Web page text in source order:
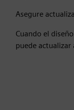
Asegure
Cuando el
puede